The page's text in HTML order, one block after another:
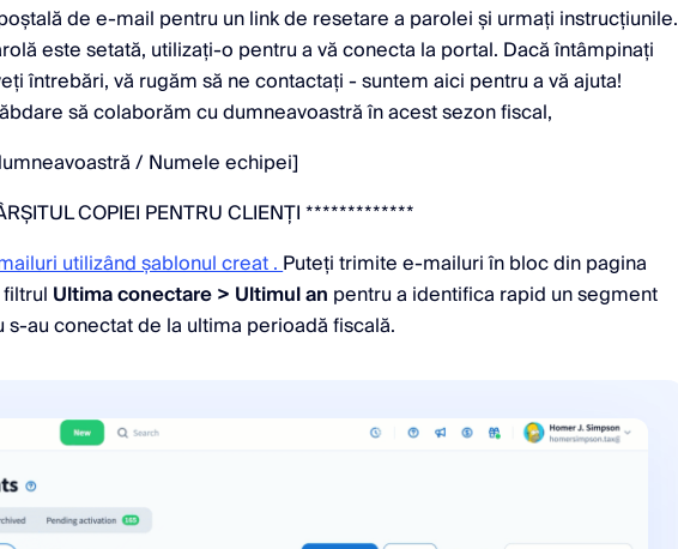
de e-mail pentru un link de resetare a parolei și urmați instrucțiunile.
este setată, utilizați-o pentru a vă conecta la portal. Dacă întâmpinați
întrebări, vă rugăm să ne contactați - suntem aici pentru a vă ajuta!
să colaborăm cu dumneavoastră în acest sezon fiscal,
/ Numele echipei]
COPIEI PENTRU CLIENȚI *************
utilizând șablonul creat .Puteți trimite e-mailuri în bloc din pagina
Ultima conectare > Ultimul an pentru a identifica rapid un segment
s-au conectat de la ultima perioadă fiscală.